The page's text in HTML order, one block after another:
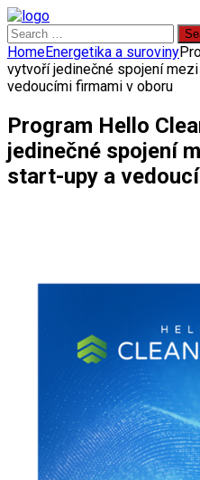
Search
for:
HomeEnergetika a suroviny
vytvoří jedinečné spojení
vedoucími firmami v oboru
Program Hello
jedinečné spojení
start-upy a